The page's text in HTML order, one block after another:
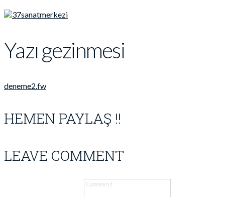
Yazı gezinmesi
deneme2.fw
HEMEN PAYLAŞ !!
LEAVE COMMENT